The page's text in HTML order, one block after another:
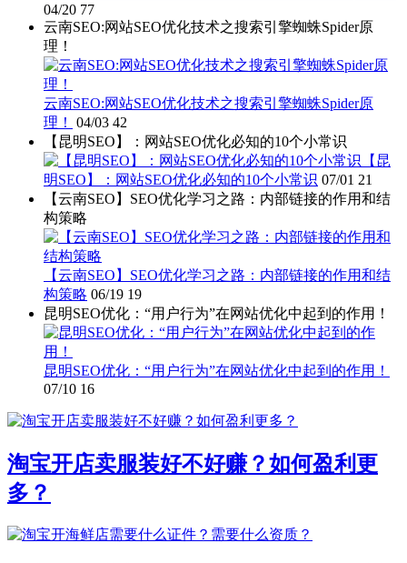
04/20 77
云南SEO:网站SEO优化技术之搜索引擎蜘蛛Spider原
理！
云南SEO:网站SEO优化技术之搜索引擎蜘蛛Spider原
理！
04/03 42
【昆明SEO】：网站SEO优化必知的10个小常识
【昆
明SEO】：网站SEO优化必知的10个小常识 07/01 21
【云南SEO】SEO优化学习之路：内部链接的作用和结
构策略
【云南SEO】SEO优化学习之路：内部链接的作用和结
构策略 06/19 19
昆明SEO优化：“用户行为”在网站优化中起到的作用！
昆明SEO优化：“用户行为”在网站优化中起到的作用！
07/10 16
淘宝开店卖服装好不好赚？如何盈利更
多？